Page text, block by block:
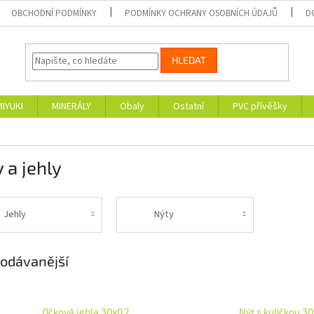
OBCHODNÍ PODMÍNKY PODMÍNKY OCHRANY OSOBNÍCH ÚDAJŮ
HLEDAT
MINERÁLY Obaly Ostatní PVC přívěšky
a jehly
Jehly Nýty